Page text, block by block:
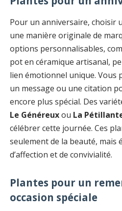
Pour un anniversaire, choisir
une manière originale de
options personnalisables,
pot en céramique artisanal,
lien émotionnel unique. Vous
un message ou une citation
encore plus spécial. Des
Le Généreuxou La
célébrer cette journée. Ces
seulement de la beauté, mais
d’affection et de convivialité.
Plantes pour un
occasion spéciale